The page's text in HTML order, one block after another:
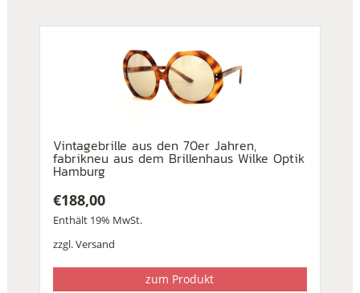
Vintagebrille aus den 70er Jahren,
fabrikneu aus dem Brillenhaus Wilke Optik
Hamburg
€188,00
Enthält 19% MwSt.
zzgl.Versand
zum Produkt